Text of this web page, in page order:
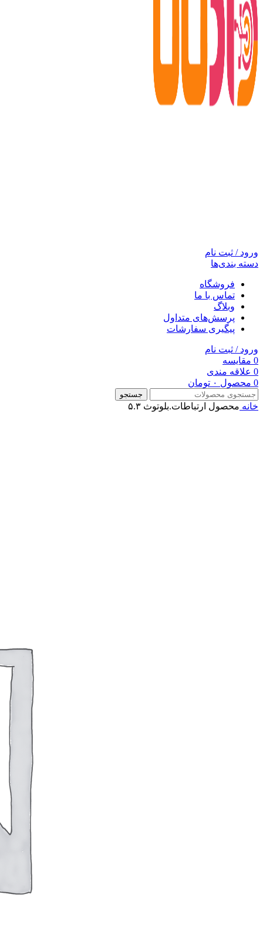
ورود / ثبت نام
دسته بندی‌ها
فروشگاه
تماس با ما
وبلاگ
پرسش‌های متداول
پیگیری سفارشات
ورود / ثبت نام
0 مقایسه
0 علاقه مندی
0 محصول ۰ تومان
جستجو
خانه محصول ارتباطات.بلوتوث ۵.۳